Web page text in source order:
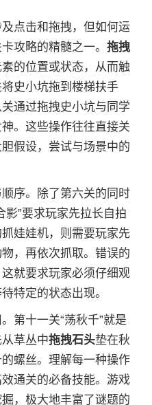
点击和拖拽，但如何运
攻略的精髓之一。 拖拽
的位置或状态，从而触
史小坑拖到楼梯扶手
通过拖拽史小坑与同学
。这些操作往往直接关
假设，尝试与场景中的
序。除了第六关的同时
影”要求玩家先拉长自拍
娃娃机，则需要玩家先
，再依次抓取。错误的
就要求玩家必须仔细观
特定的状态出现。
第十一关“荡秋千”就是
草丛中拖拽石头垫在秋
的螺丝。理解每一种操作
通关的必备技能。游戏
，极大地丰富了谜题的